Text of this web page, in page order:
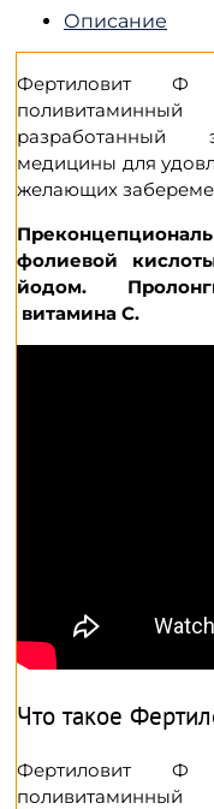
№
90,
для
женщин
(на
3
месяца
Описание
Фертиловит Ф
разработанный
медицины для
желающих
фолиевой
йодом.
витамина C.
Что такое
Фертиловит Ф